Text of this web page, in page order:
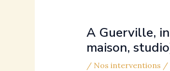
A Guerville,
maison,
/ Nos interventions /